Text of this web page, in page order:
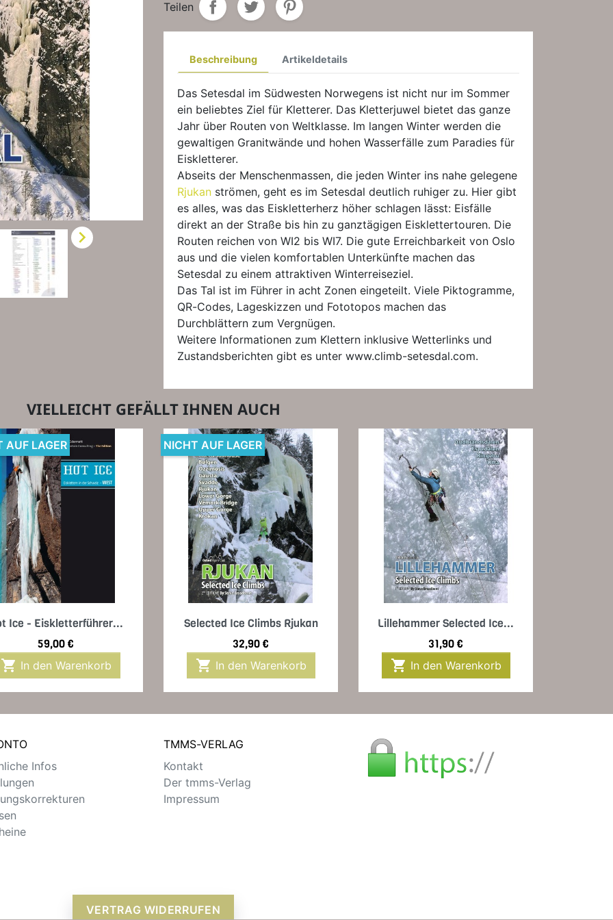

Teilen
Beschreibung Artikeldetails
Das Setesdal im Südwesten Norwegens ist nicht nur im Sommer
ein beliebtes Ziel für Kletterer. Das Kletterjuwel bietet das ganze
Jahr über Routen von Weltklasse. Im langen Winter werden die
gewaltigen Granitwände und hohen Wasserfälle zum Paradies für
Eiskletterer.
Abseits der Menschenmassen, die jeden Winter ins nahe gelegene
Rjukan strömen, geht es im Setesdal deutlich ruhiger zu. Hier gibt
es alles, was das Eiskletterherz höher schlagen lässt: Eisfälle
direkt an der Straße bis hin zu ganztägigen Eisklettertouren. Die
Routen reichen von WI2 bis WI7. Die gute Erreichbarkeit von Oslo
aus und die vielen komfortablen Unterkünfte machen das
Setesdal zu einem attraktiven Winterreiseziel.
Das Tal ist im Führer in acht Zonen eingeteilt. Viele Piktogramme,
QR-Codes, Lageskizzen und Fototopos machen das
Durchblättern zum Vergnügen.
Weitere Informationen zum Klettern inklusive Wetterlinks und
Zustandsberichten gibt es unter www.climb-setesdal.com.
VIELLEICHT GEFÄLLT IHNEN AUCH
Vorschau
Ice - Eiskletterführer...
Preis
59,00 €
 In den Warenkorb
AUF LAGER
 Vorschau
Selected Ice Climbs Rjukan
Preis
32,90 €
 In den Warenkorb
NICHT AUF LAGER
Vorschau
Lillehammer Selected Ice...
Preis
31,90 €
 In den Warenkorb
Infos
TMMS-VERLAG
Kontakt
Der tmms-Verlag
Impressum
VERTRAG WIDERRUFEN